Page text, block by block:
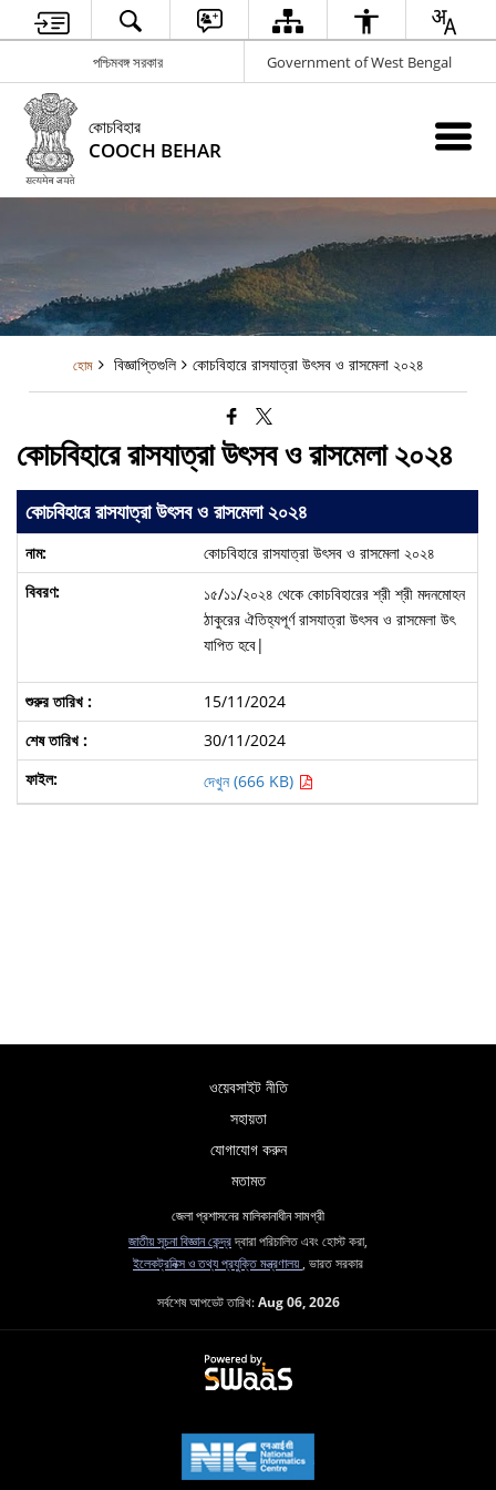
পশ্চিমবঙ্গ সরকার Government of West Bengal
কোচবিহার
COOCH BEHAR
হোম বিজ্ঞাপ্তিগুলি কোচবিহারে রাসযাত্রা উৎসব ও রাসমেলা ২০২৪
কোচবিহারে রাসযাত্রা উৎসব ও রাসমেলা ২০২৪
কোচবিহারে রাসযাত্রা উৎসব ও রাসমেলা ২০২৪
কোচবিহারে রাসযাত্রা উৎসব ও রাসমেলা ২০২৪
১৫/১১/২০২৪ থেকে কোচবিহারের শ্রী শ্রী মদনমোহন
ঠাকুরের ঐতিহ্যপূর্ণ রাসযাত্রা উৎসব ও রাসমেলা উৎ
যাপিত হবে|
15/11/2024
30/11/2024
দেখুন (666 KB)
ওয়েবসাইট নীতি
সহায়তা
যোগাযোগ করুন
মতামত
জেলা প্রশাসনের মালিকানাধীন সামগ্রী
জাতীয় সূচনা বিজ্ঞান কেন্দ্রদ্বারা পরিচালিত এবং হোস্ট করা,
ইলেকট্রনিক্স ও তথ্য প্রযুক্তি মন্ত্রণালয় , ভারত সরকার
সর্বশেষ আপডেট তারিখ:Aug 06, 2026